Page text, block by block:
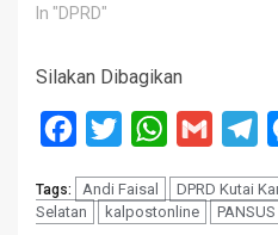
In "DPRD"
Silakan Dibagikan
Facebook
Twitter WhatsApp
Gmail
Tags: Andi Faisal DPRD Kutai
Selatan
kalpostonline PANSUS